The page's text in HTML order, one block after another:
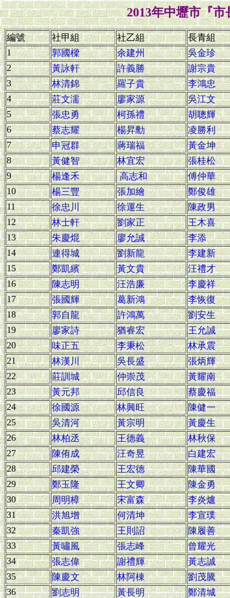
2013年中壢市『
編號 社甲組 社乙組
長青組
1
郭國樑 余建州
吳金珍
2
黃詠軒 許義勝
謝宗貴
3
林清錦 羅子貴
李鴻忠
4
莊文濡 廖家源
吳江文
5
張忠勇 柯孫禮
胡聰輝
6
蔡志耀 楊昇勳
凌勝利
7
申冠群 蔣瑞福
黃金坤
8
黃健智 林宜宏
張桂松
9
楊逢禾 高志和
傅仲華
10
楊三豐 張加繪
鄭俊雄
11
徐忠川 徐運生
陳政男
12
林士軒 劉家正
王木喜
13
朱慶焜 廖允誠
李添
14
連得城 劉新龍
李建新
15
鄭凱繽 黃文貴
汪禮才
16
陳志明 汪浩廉
李慶祥
17
張國輝 葛新鴻
李恢復
18
郭自龍 許鴻萬
劉安生
19
廖家詩 猶睿宏
王允誠
20
味正五 李秉松
林承震
21
林漢川 吳長盛
張炳輝
22
莊訓城 仲崇茂
黃耀南
23
黃元邦 邱信良
蔡慶福
24
徐國源 林興旺
陳健一
25
吳清河 黃宗明
黃慶生
26
林柏丞 王德義
林秋保
27
陳侑成 汪奇昱
白建宏
28
邱建榮 王宏德
陳華國
29
鄭玉隆 王文卿
陳金勇
30
周明樟 宋富森
李炎爐
31
洪旭增 何清坤
李宣璞
32
秦凱強 王則詔
陳履善
33
黃嘯風 張志峰
曾耀光
34
張志偉 謝禮輝
黃志誠
35
陳慶文 林阿棟
劉茂騰
36
劉志明 黃長明
鄭清城